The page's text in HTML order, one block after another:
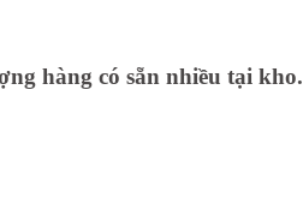
hàng có sẵn nhiều tại kho.